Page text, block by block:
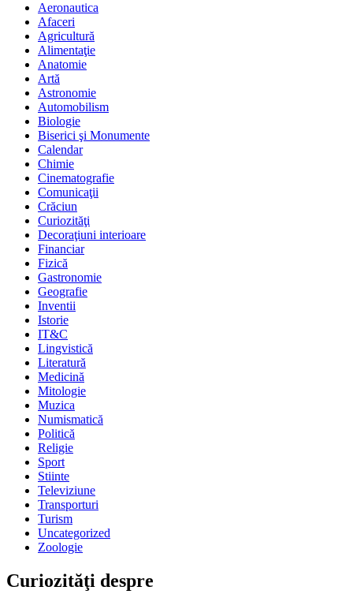
Aeronautica
Afaceri
Agricultură
Alimentaţie
Anatomie
Artă
Astronomie
Automobilism
Biologie
Biserici şi Monumente
Calendar
Chimie
Cinematografie
Comunicaţii
Crăciun
Curiozităţi
Decoraţiuni interioare
Financiar
Fizică
Gastronomie
Geografie
Inventii
Istorie
IT&C
Lingvistică
Literatură
Medicină
Mitologie
Muzica
Numismatică
Politică
Religie
Sport
Stiinte
Televiziune
Transporturi
Turism
Uncategorized
Zoologie
Curiozităţi despre